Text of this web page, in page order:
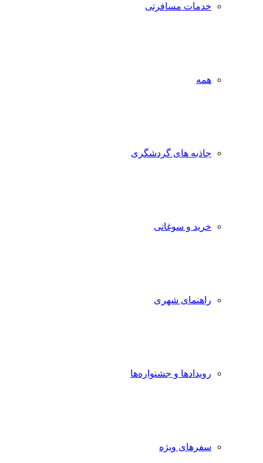
خدمات مسافرتی
همه
جاذبه‌ های گردشگری
خرید و سوغاتی
راهنمای شهری
رویدادها و جشنواره‌ها
سفرهای ویژه